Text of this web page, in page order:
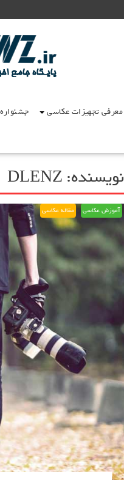
معرفی تجهیزات عکاسی
نویسنده: DLENZ
آموزش عکاسی مقاله عکاسی